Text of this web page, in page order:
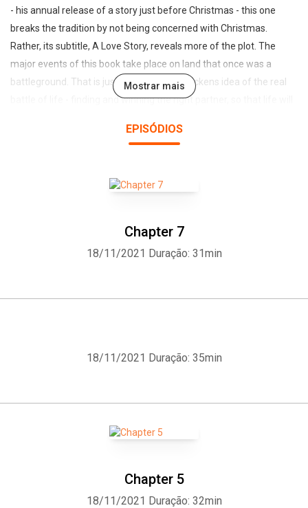
- his annual release of a story just before Christmas - this one
breaks the tradition by not being concerned with Christmas.
Rather, its subtitle, A Love Story, reveals more of the plot. The
major events of this book take place on land that once was a
battleground. That is just a backdrop for Dickens idea of the real
battle of life - finding and winning the right partner, so that life will
confused in its affections and intentions regarding who should
a happy ending. (Summary by Mark F. Smith)
Mostrar mais
EPISÓDIOS
Chapter 7
18/11/2021 Duração: 31min
18/11/2021 Duração: 35min
Chapter 5
18/11/2021 Duração: 32min